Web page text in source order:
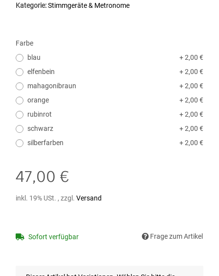
Kategorie:Stimmgeräte & Metronome
Farbe
blau
+ 2,00 €
elfenbein
+ 2,00 €
mahagonibraun
+ 2,00 €
orange
+ 2,00 €
rubinrot
+ 2,00 €
schwarz
+ 2,00 €
silberfarben
+ 2,00 €
47,00 €
inkl. 19% USt. , zzgl. Versand
Sofort verfügbar Frage zum Artikel